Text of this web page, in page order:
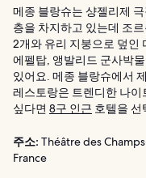
메종 블랑슈는 샹젤리제
층을 차지하고 있는데 조
2개와 유리 지붕으로 덮인
에펠탑, 앵발리드 군사박
있어요. 메종 블랑슈에서
레스토랑은 트렌디한 나
싶다면 8구 인근 호텔을 선
주소: Théâtre des
France